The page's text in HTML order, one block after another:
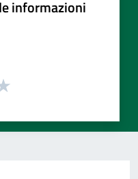
informazioni